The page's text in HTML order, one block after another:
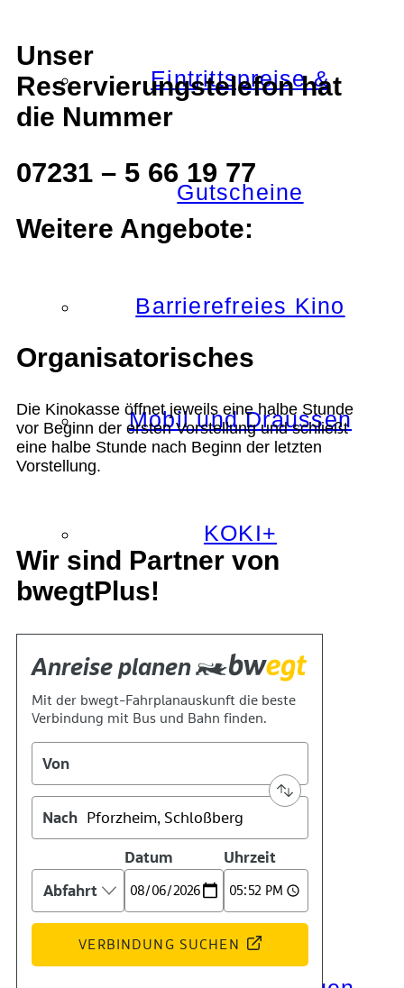
Eintrittspreise &
Gutscheine
Barrierefreies Kino
Mobil und Draussen
KOKI+
Das Team
Unser
Reservierungstelefon hat
die Nummer
07231 – 5 66 19 77
Weitere Angebote:
Organisatorisches
Die Kinokasse öffnet jeweils eine halbe Stunde
vor Beginn der ersten Vorstellung und schließt
eine halbe Stunde nach Beginn der letzten
Vorstellung.
Wir sind Partner von
bwegtPlus!